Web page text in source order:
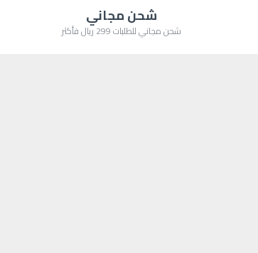
شحن مجاني
شحن مجاني للطلبات 299 ريال فأكثر